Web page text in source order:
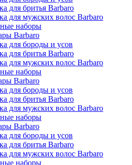
для бритья Barbaro
для мужских волос Barbaro
наборы
Barbaro
для бороды и усов
для бритья Barbaro
для мужских волос Barbaro
наборы
Barbaro
для бороды и усов
для бритья Barbaro
для мужских волос Barbaro
наборы
Barbaro
для бороды и усов
для бритья Barbaro
для мужских волос Barbaro
наборы